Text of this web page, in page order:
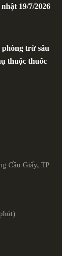
19/7/2026
phòng trừ sâu
thuộc thuốc
Cầu Giấy, TP